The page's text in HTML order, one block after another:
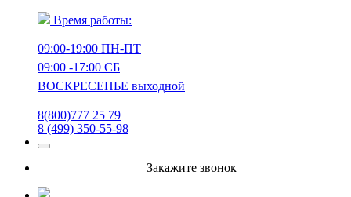
Время работы:
09:00-19:00 ПН-ПТ
09:00 -17:00 СБ
ВОСКРЕСЕНЬЕ выходной
8(800)777 25 79
8 (499) 350-55-98
Закажите звонок